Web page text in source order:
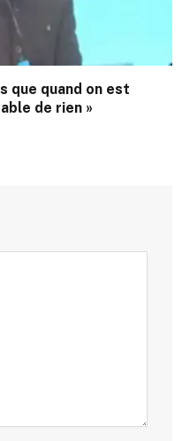
que quand on est
de rien »